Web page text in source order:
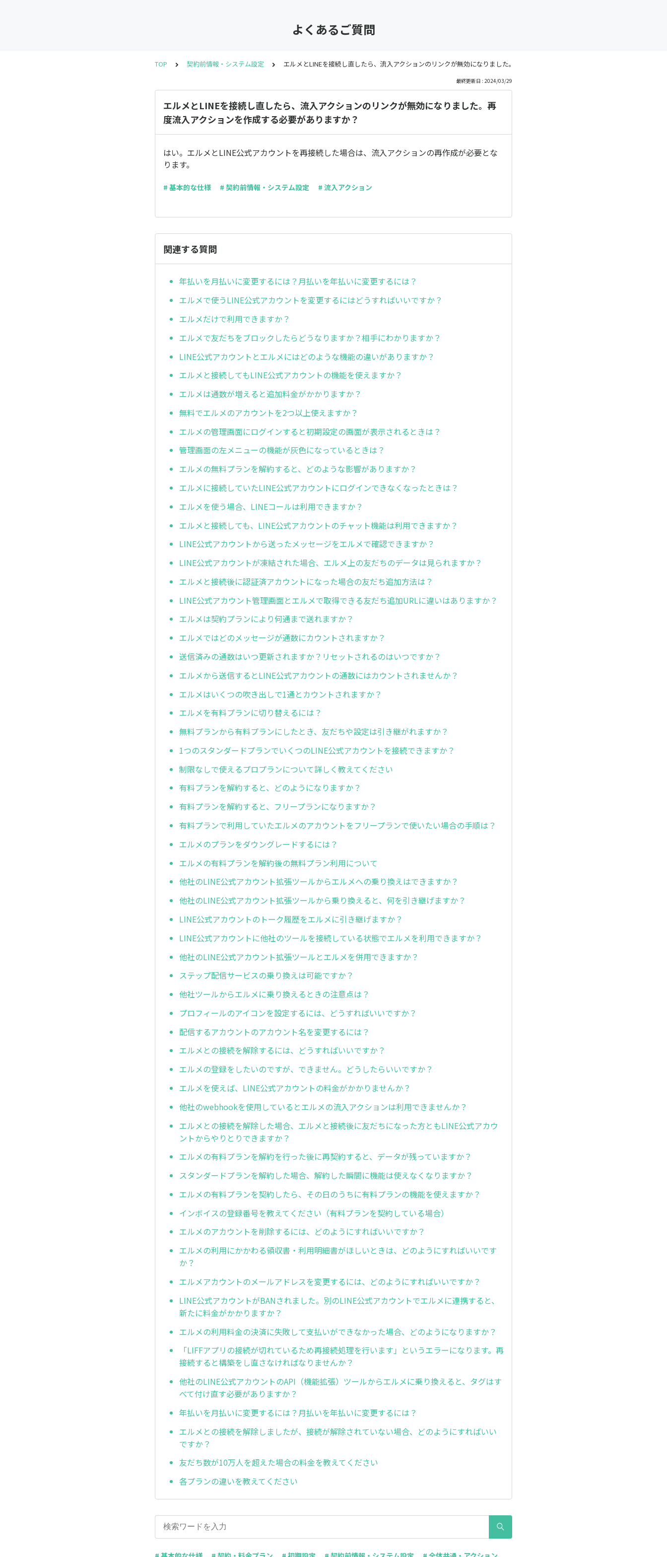
よくあるご質問
TOP 契約前情報・システム設定 エルメとLINEを接続し直したら、流入アクションのリンクが無効になりました。再度流入アクションを作成する必要がありますか？
最終更新日 : 2024/03/29
エルメとLINEを接続し直したら、流入アクションのリンクが無効になりました。再
度流入アクションを作成する必要がありますか？
はい。エルメとLINE公式アカウントを再接続した場合は、流入アクションの再作成が必要とな
ります。
# 基本的な仕様 # 契約前情報・システム設定 # 流入アクション
関連する質問
年払いを月払いに変更するには？月払いを年払いに変更するには？
エルメで使うLINE公式アカウントを変更するにはどうすればいいですか？
エルメだけで利用できますか？
エルメで友だちをブロックしたらどうなりますか？相手にわかりますか？
LINE公式アカウントとエルメにはどのような機能の違いがありますか？
エルメと接続してもLINE公式アカウントの機能を使えますか？
エルメは通数が増えると追加料金がかかりますか？
無料でエルメのアカウントを2つ以上使えますか？
エルメの管理画面にログインすると初期設定の画面が表示されるときは？
管理画面の左メニューの機能が灰色になっているときは？
エルメの無料プランを解約すると、どのような影響がありますか？
エルメに接続していたLINE公式アカウントにログインできなくなったときは？
エルメを使う場合、LINEコールは利用できますか？
エルメと接続しても、LINE公式アカウントのチャット機能は利用できますか？
LINE公式アカウントから送ったメッセージをエルメで確認できますか？
LINE公式アカウントが凍結された場合、エルメ上の友だちのデータは見られますか？
エルメと接続後に認証済アカウントになった場合の友だち追加方法は？
LINE公式アカウント管理画面とエルメで取得できる友だち追加URLに違いはありますか？
エルメは契約プランにより何通まで送れますか？
エルメではどのメッセージが通数にカウントされますか？
送信済みの通数はいつ更新されますか？リセットされるのはいつですか？
エルメから送信するとLINE公式アカウントの通数にはカウントされませんか？
エルメはいくつの吹き出しで1通とカウントされますか？
エルメを有料プランに切り替えるには？
無料プランから有料プランにしたとき、友だちや設定は引き継がれますか？
1つのスタンダードプランでいくつのLINE公式アカウントを接続できますか？
制限なしで使えるプロプランについて詳しく教えてください
有料プランを解約すると、どのようになりますか？
有料プランを解約すると、フリープランになりますか？
有料プランで利用していたエルメのアカウントをフリープランで使いたい場合の手順は？
エルメのプランをダウングレードするには？
エルメの有料プランを解約後の無料プラン利用について
他社のLINE公式アカウント拡張ツールからエルメへの乗り換えはできますか？
他社のLINE公式アカウント拡張ツールから乗り換えると、何を引き継げますか？
LINE公式アカウントのトーク履歴をエルメに引き継げますか？
LINE公式アカウントに他社のツールを接続している状態でエルメを利用できますか？
他社のLINE公式アカウント拡張ツールとエルメを併用できますか？
ステップ配信サービスの乗り換えは可能ですか？
他社ツールからエルメに乗り換えるときの注意点は？
プロフィールのアイコンを設定するには、どうすればいいですか？
配信するアカウントのアカウント名を変更するには？
エルメとの接続を解除するには、どうすればいいですか？
エルメの登録をしたいのですが、できません。どうしたらいいですか？
エルメを使えば、LINE公式アカウントの料金がかかりませんか？
他社のwebhookを使用しているとエルメの流入アクションは利用できませんか？
エルメとの接続を解除した場合、エルメと接続後に友だちになった方ともLINE公式アカウ
ントからやりとりできますか？
エルメの有料プランを解約を行った後に再契約すると、データが残っていますか？
スタンダードプランを解約した場合、解約した瞬間に機能は使えなくなりますか？
エルメの有料プランを契約したら、その日のうちに有料プランの機能を使えますか？
インボイスの登録番号を教えてください（有料プランを契約している場合）
エルメのアカウントを削除するには、どのようにすればいいですか？
エルメの利用にかかわる領収書・利用明細書がほしいときは、どのようにすればいいです
か？
エルメアカウントのメールアドレスを変更するには、どのようにすればいいですか？
LINE公式アカウントがBANされました。別のLINE公式アカウントでエルメに連携すると、
新たに料金がかかりますか？
エルメの利用料金の決済に失敗して支払いができなかった場合、どのようになりますか？
「LIFFアプリの接続が切れているため再接続処理を行います」というエラーになります。再
接続すると構築をし直さなければなりませんか？
他社のLINE公式アカウントのAPI（機能拡張）ツールからエルメに乗り換えると、タグはす
べて付け直す必要がありますか？
年払いを月払いに変更するには？月払いを年払いに変更するには？
エルメとの接続を解除しましたが、接続が解除されていない場合、どのようにすればいい
ですか？
友だち数が10万人を超えた場合の料金を教えてください
各プランの違いを教えてください